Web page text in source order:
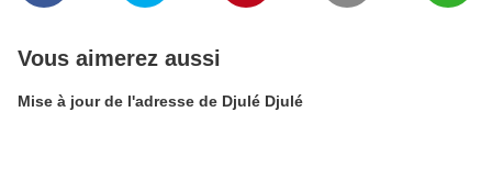
Vous aimerez aussi
Mise à jour de l'adresse de Djulé Djulé